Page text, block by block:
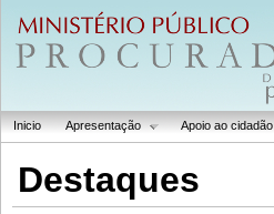
Inicio Apresentação Apoio ao cidadão
Destaques